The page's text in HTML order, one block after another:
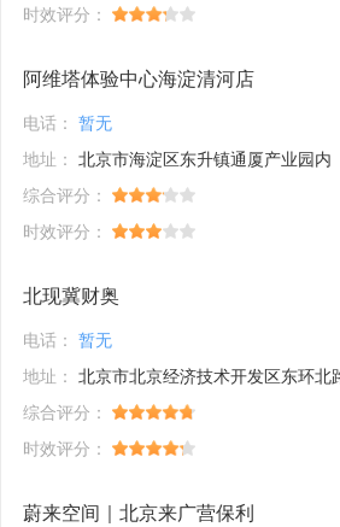
时效评分：
阿维塔体验中心海淀清河店
电话： 暂无
地址： 北京市海淀区东升镇通厦产业园内
综合评分：
时效评分：
北现冀财奥
电话： 暂无
地址： 北京市北京经济技术开发区东环北
综合评分：
时效评分：
蔚来空间｜北京来广营保利